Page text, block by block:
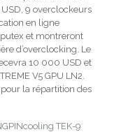
9 overclockeurs
en ligne
et montreront
d’overclocking. Le
10 000 USD et
V5 GPU LN2.
la répartition des
TEK-9